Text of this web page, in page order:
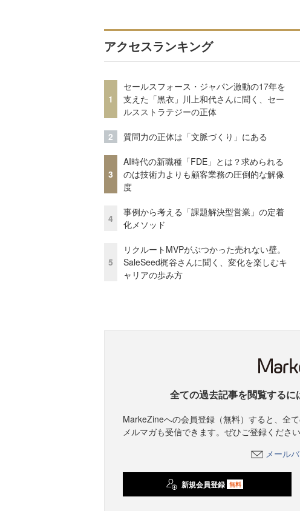
アクセスランキング
1
セールスフォース・ジャパン激動の17年を
支えた「黒衣」川上和代さんに聞く、セー
ルスストラテジーの正体
2 質問力の正体は「文脈づくり」にある
3
AI時代の新職種「FDE」とは？求められる
のは技術力よりも顧客業務の圧倒的な解像
度
4
事例から考える「課題解決型営業」の定着
化メソッド
5
リクルートMVPがぶつかった売れない壁。
SaleSeed梶谷さんに聞く、変化を楽しむキ
ャリアの歩み方
全ての過去記事を閲覧するに
MarkeZineへの会員登録（無料）すると、全
メルマガも受信できます。ぜひご登録ください
メール
新規会員登録 無料